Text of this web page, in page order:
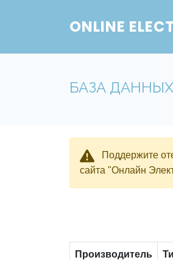
ONLINE
БАЗА ДАННЫХ
Поддержите
сайта "Онлайн
Производитель